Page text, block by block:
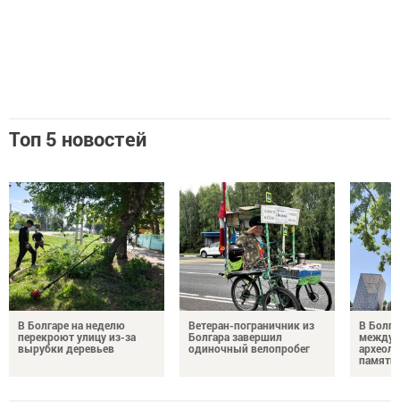
Топ 5 новостей
В Болгаре на неделю
перекроют улицу из-за
вырубки деревьев
Ветеран-пограничник из
Болгара завершил
одиночный велопробег
В
памяти